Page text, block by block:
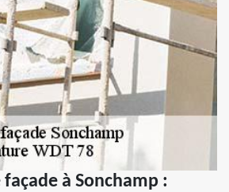
à Sonchamp :